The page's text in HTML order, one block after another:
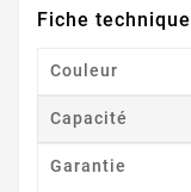
Fiche technique
Couleur
Capacité
Garantie